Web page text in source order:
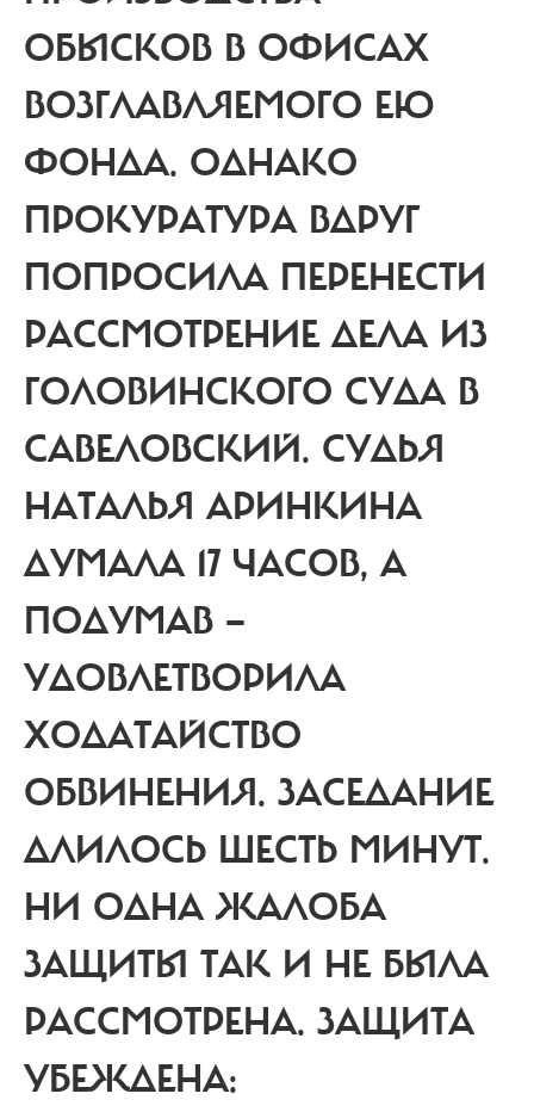
ОБЫСКОВ В ОФИСАХ
ВОЗГЛАВЛЯЕМОГО ЕЮ
ФОНДА. ОДНАКО
ПРОКУРАТУРА ВДРУГ
ПОПРОСИЛА ПЕРЕНЕСТИ
РАССМОТРЕНИЕ ДЕЛА ИЗ
ГОЛОВИНСКОГО СУДА В
САВЕЛОВСКИЙ. СУДЬЯ
НАТАЛЬЯ АРИНКИНА
ДУМАЛА 17 ЧАСОВ, А
ПОДУМАВ —
УДОВЛЕТВОРИЛА
ХОДАТАЙСТВО
ОБВИНЕНИЯ. ЗАСЕДАНИЕ
ДЛИЛОСЬ ШЕСТЬ МИНУТ.
НИ ОДНА ЖАЛОБА
ЗАЩИТЫ ТАК И НЕ БЫЛА
РАССМОТРЕНА. ЗАЩИТА
УБЕЖДЕНА: